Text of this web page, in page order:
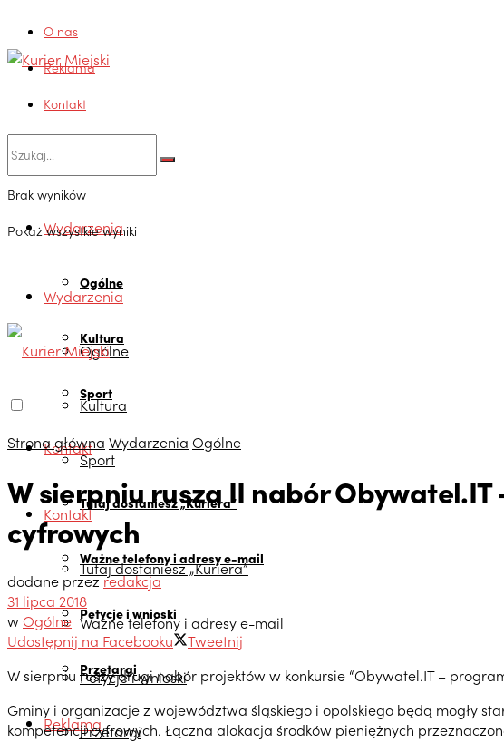
O nas
Reklama
Kontakt
Brak wyników
Pokaż wszystkie wyniki
Wydarzenia
Ogólne
Kultura
Sport
Kontakt
Tutaj dostaniesz „Kuriera”
Ważne telefony i adresy e-mail
Petycje i wnioski
Przetargi
Reklama
Wydarzenia
Ogólne
Kultura
Sport
Kontakt
Tutaj dostaniesz „Kuriera”
Ważne telefony i adresy e-mail
Petycje i wnioski
Przetargi
Strona główna Wydarzenia Ogólne
W sierpniu rusza II nabór
cyfrowych
dodane przezredakcja
31 lipca 2018
wOgólne
Udostępnij na Facebooku
Tweetnij
W sierpniu ruszy drugi nabór projektów w konkursie “Obywatel.IT –
Gminy i organizacje z województwa śląskiego i opolskiego będą mogły
kompetencji cyfrowych. Łączna alokacja środków pieniężnych